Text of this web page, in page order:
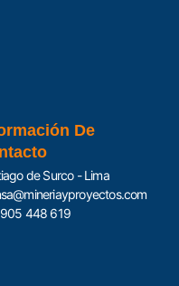
De
de Surco - Lima
448 619